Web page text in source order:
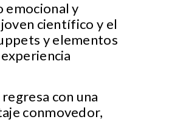
emocional y
científico y el
y elementos
con una
conmovedor,